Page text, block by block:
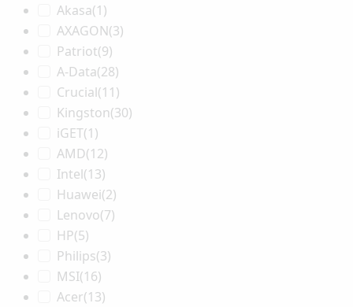
Akasa(1)
AXAGON(3)
Patriot(9)
A-Data(28)
Crucial(11)
Kingston(30)
iGET(1)
AMD(12)
Intel(13)
Huawei(2)
Lenovo(7)
HP(5)
Philips(3)
MSI(16)
Acer(13)